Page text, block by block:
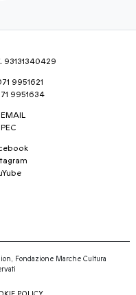
93131340429
9951621
9951634
EMAIL
PEC
Fondazione Marche Cultura